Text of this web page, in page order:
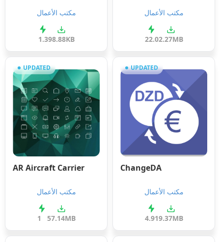
مكتب الأعمال
1.398.88KB
مكتب الأعمال
22.02.27MB
UPDATED
AR Aircraft Carrier
مكتب الأعمال
1 57.14MB
UPDATED
ChangeDA
مكتب الأعمال
4.919.37MB